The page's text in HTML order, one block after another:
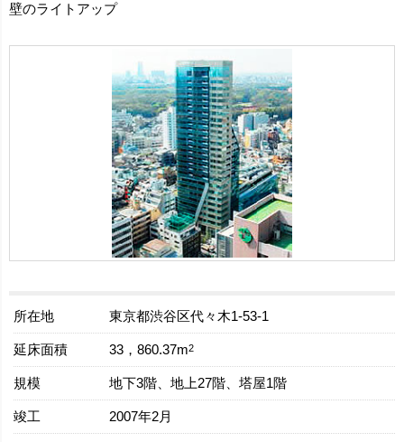
壁のライトアップ
所在地 東京都渋谷区代々木1-53-1
延床面積 33，860.37m2
規模 地下3階、地上27階、塔屋1階
竣工 2007年2月